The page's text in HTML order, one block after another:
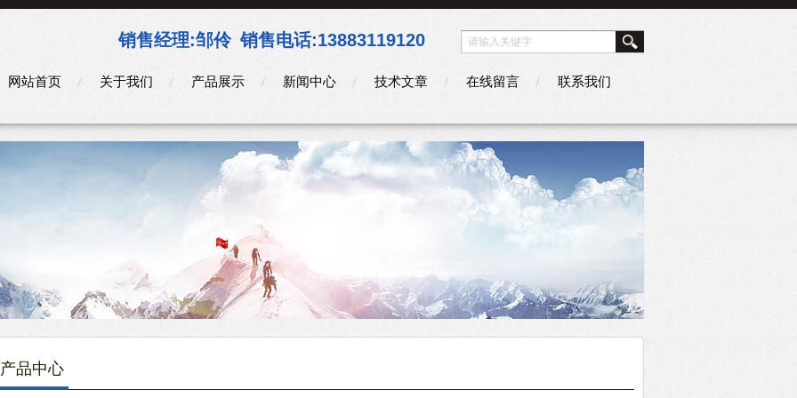
销售经理:邹伶 销售电话:13883119120
网站首页 关于我们 产品展示 新闻中心 技术文章 在线留言 联系我们
产品中心